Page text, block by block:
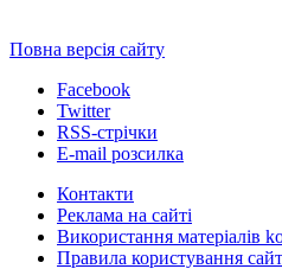
Повна версія сайту
Facebook
Twitter
RSS-стрічки
E-mail розсилка
Контакти
Реклама на сайті
Використання матеріалів
Правила користування